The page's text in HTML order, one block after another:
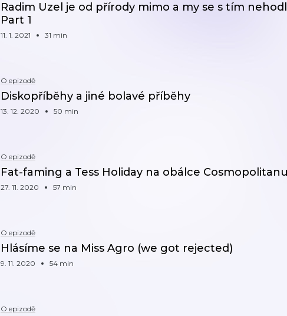
Radim Uzel je od přírody mimo a my se s tím
Part 1
11. 1. 2021 31 min
O epizodě
Diskopříběhy a jiné bolavé příběhy
13. 12. 2020 50 min
O epizodě
Fat-faming a Tess Holiday na obálce Cosmopolitanu
27. 11. 2020 57 min
O epizodě
Hlásíme se na Miss Agro (we got rejected)
9. 11. 2020 54 min
O epizodě